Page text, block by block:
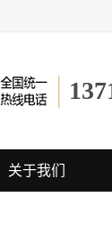
关于我们